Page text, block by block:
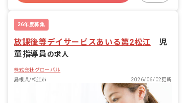
26年度募集
放課後等デイサービスあいる第2松江
児
童指導員 の求人
株式会社グローバル
島根県/松江市
2026/06/02更新